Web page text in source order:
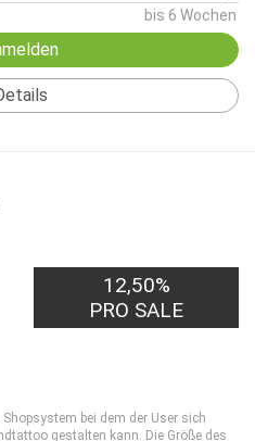
bis 6 Wochen
12,50%
PRO SALE
bei dem der User sich
gestalten kann. Die Größe des